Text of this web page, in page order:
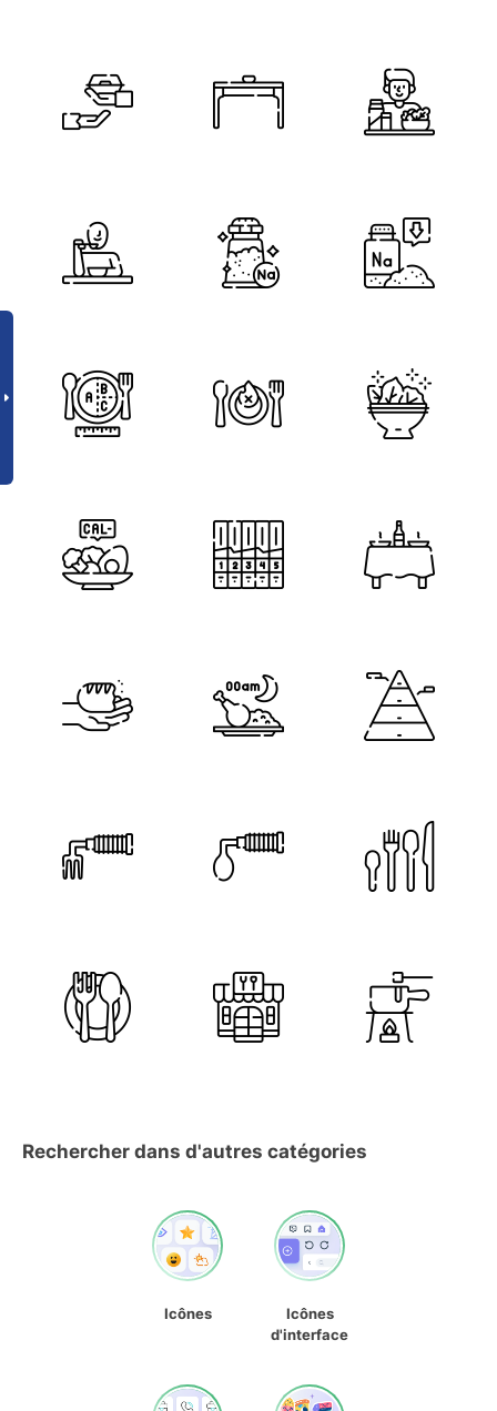
Rechercher dans d'autres catégories
Icônes
Icônes
d'interface